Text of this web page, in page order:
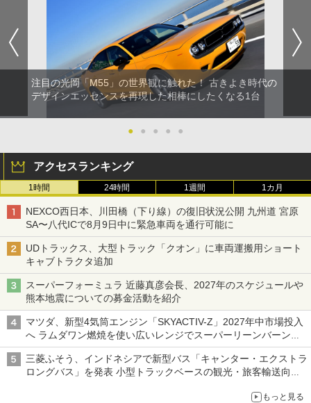
注目の光岡「M55」の世界観に触れた！ 古きよき時代の
デザインエッセンスを再現した相棒にしたくなる1台
● ● ● ● ●
アクセスランキング
1時間 24時間 1週間 1カ月
NEXCO西日本、川田橋（下り線）の復旧状況公開 九州道 宮原
SA〜八代ICで8月9日中に緊急車両を通行可能に
UDトラックス、大型トラック「クオン」に車両運搬用ショート
キャブトラクタ追加
スーパーフォーミュラ 近藤真彦会長、2027年のスケジュールや
熊本地震についての募金活動を紹介
マツダ、新型4気筒エンジン「SKYACTIV-Z」2027年中市場投入
へ ラムダワン燃焼を使い広いレンジでスーパーリーンバーン燃
焼を実現
三菱ふそう、インドネシアで新型バス「キャンター・エクストラ
ロングバス」を発表 小型トラックベースの観光・旅客輸送向け
もっと見る